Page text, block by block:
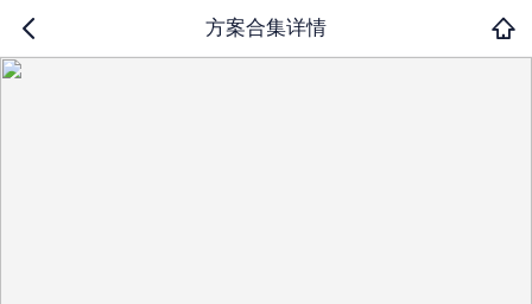
方案合集详情